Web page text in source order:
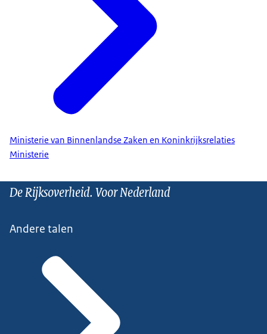
Ministerie van Binnenlandse Zaken en Koninkrijksrelaties
Ministerie
De Rijksoverheid. Voor Nederland
Andere talen